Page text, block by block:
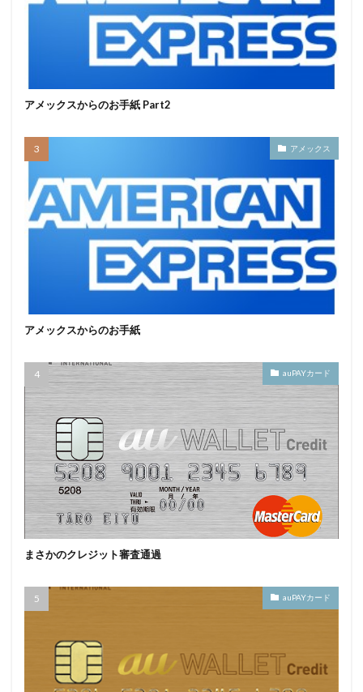
アメックスからのお手紙 Part2
アメックス
アメックスからのお手紙
auPAYカード
まさかのクレジット審査通過
auPAYカード